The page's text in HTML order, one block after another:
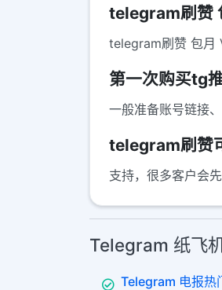
telegram刷赞
telegram刷赞 包月
第一次购买tg
一般准备账号链接
telegram刷赞
支持，很多客户会
Telegram 纸飞
Telegram 电报热